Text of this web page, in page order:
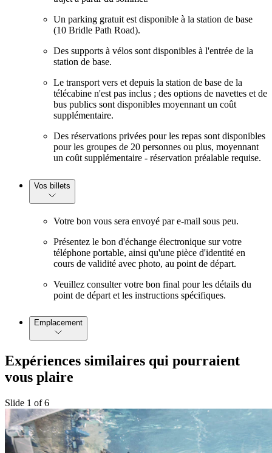
Un parking gratuit est disponible à la station de base
(10 Bridle Path Road).
Des supports à vélos sont disponibles à l'entrée de la
station de base.
Le transport vers et depuis la station de base de la
télécabine n'est pas inclus ; des options de navettes et de
bus publics sont disponibles moyennant un coût
supplémentaire.
Des réservations privées pour les repas sont disponibles
pour les groupes de 20 personnes ou plus, moyennant
un coût supplémentaire - réservation préalable requise.
Vos billets
Votre bon vous sera envoyé par e-mail sous peu.
Présentez le bon d'échange électronique sur votre
téléphone portable, ainsi qu'une pièce d'identité en
cours de validité avec photo, au point de départ.
Veuillez consulter votre bon final pour les détails du
point de départ et les instructions spécifiques.
Emplacement
Expériences similaires qui pourraient
vous plaire
Slide 1 of 6